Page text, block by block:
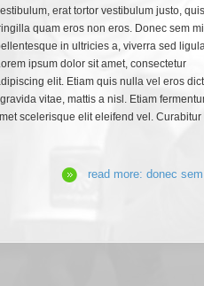
erat tortor vestibulum justo, quis
quam eros non eros. Donec sem
in ultricies a, viverra sed
ipsum dolor sit amet, consectetur
elit. Etiam quis nulla vel eros
vitae, mattis a nisl. Etiam
scelerisque elit eleifend vel. Curabitur
read more: donec